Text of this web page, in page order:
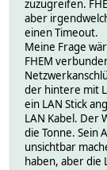
zuzugreifen.
aber
einen Timeout.
Meine Frage
FHEM
der hintere mit
ein LAN Stick
LAN Kabel. Der
die Tonne. Sein
unsichtbar
haben, aber die